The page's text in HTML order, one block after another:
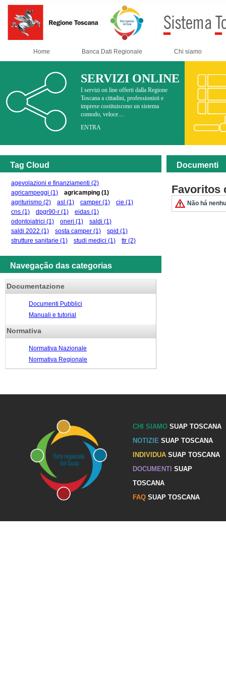
Home Banca Dati Regionale Chi siamo
SERVIZI ONLINE
I servizi on line offerti dalla Regione
Toscana a cittadini, professionisti e
imprese costituiscono un sistema
comodo, veloce....
ENTRA
Tag Cloud
agevolazioni e finanziamenti (2)
agricampeggi (1) agricamping (1)
agriturismo (2) asl (1) camper (1) cie (1)
cns (1) dpgr90-r (1) eidas (1)
odontoiatrici (1) oneri (1) saldi (1)
saldi 2022 (1) sosta camper (1) spid (1)
strutture sanitarie (1) studi medici (1) ttr (2)
Navegação das categorias
Documentazione
Documenti Pubblici
Manuali e tutorial
Normativa
Normativa Nazionale
Normativa Regionale
Documenti
Favoritos
Não há
CHI SIAMOSUAP TOSCANA
NOTIZIE SUAP TOSCANA
INDIVIDUASUAP TOSCANA
DOCUMENTI SUAP
TOSCANA
FAQSUAP TOSCANA